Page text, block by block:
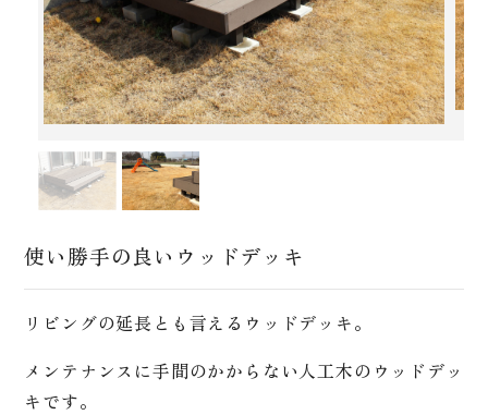
使い勝手の良いウッドデッキ
リビングの延長とも言えるウッドデッキ。
メンテナンスに手間のかからない人工木のウッドデッ
キです。